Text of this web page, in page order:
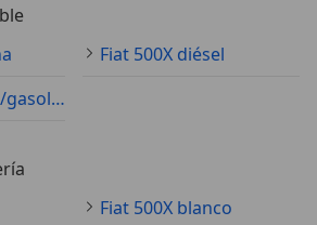
Fiat 500X diésel
Fiat 500X electro/gasolina
Fiat 500X blanco